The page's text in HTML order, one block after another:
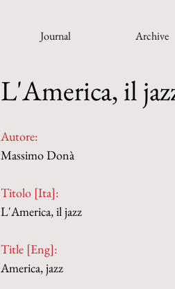
Journal Archive
L'America, il
Autore:
Massimo Donà
Titolo [Ita]:
L'America, il jazz
Title [Eng]:
America, jazz